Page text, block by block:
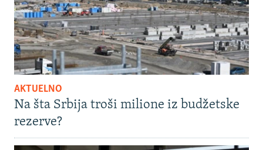
AKTUELNO
Na šta Srbija troši milione iz budžetske
rezerve?